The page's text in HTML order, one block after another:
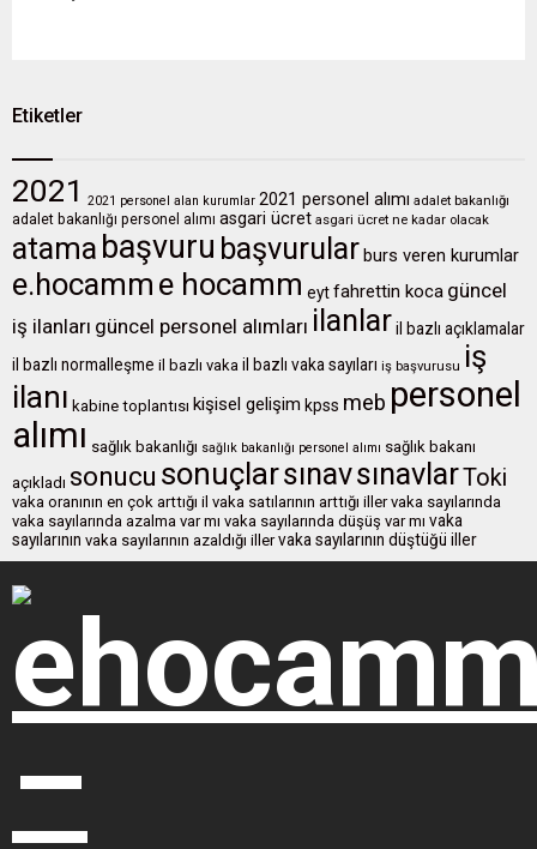
Etiketler
2021 2021 personel alan kurumlar 2021 personel alımı adalet bakanlığı
adalet bakanlığı personel alımı asgari ücret asgari ücret ne kadar olacak
atama başvuru başvurularburs veren kurumlar
e.hocamm e hocamm eytfahrettin koca güncel
iş ilanları güncel personel alımları ilanlaril bazlı açıklamalar
il bazlı normalleşme il bazlı vaka il bazlı vaka sayıları iş başvurusu iş
ilanı kabine toplantısı kişisel gelişim kpss meb personel
alımı sağlık bakanlığı sağlık bakanlığı personel alımı sağlık bakanı
açıkladı sonucu sonuçlarsınavsınavlarToki
vaka oranının en çok arttığı il vaka satılarının arttığı iller vaka sayılarında
vaka sayılarında azalma var mı vaka sayılarında düşüş var mı vaka
sayılarının vaka sayılarının azaldığı iller vaka sayılarının düştüğü iller